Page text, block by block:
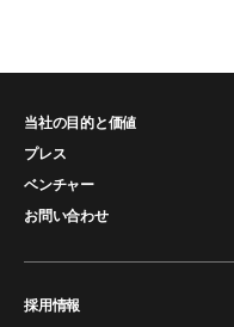
当社の目的と価値
プレス
ベンチャー
お問い合わせ
採用情報